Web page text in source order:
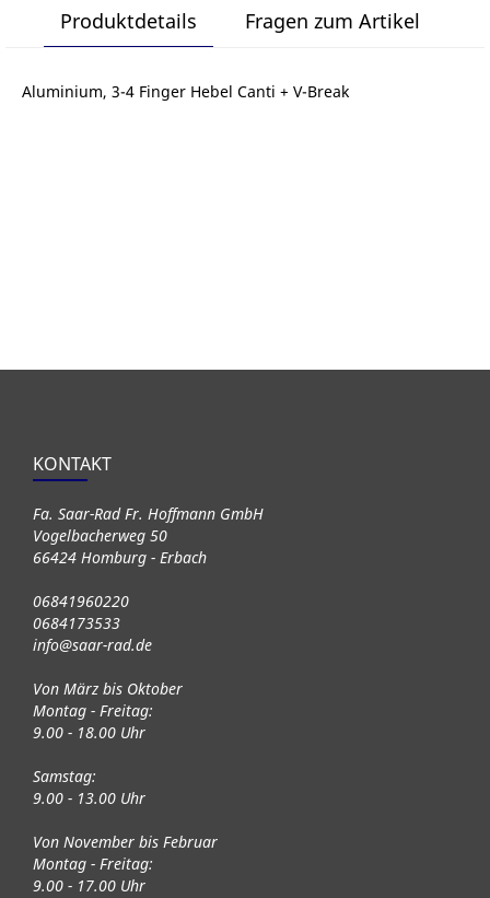
Produktdetails Fragen zum Artikel
Aluminium, 3-4 Finger Hebel Canti + V-Break
KONTAKT
Fa. Saar-Rad Fr. Hoffmann GmbH
Vogelbacherweg 50
66424 Homburg - Erbach
06841960220
0684173533
info@saar-rad.de
Von März bis Oktober
Montag - Freitag:
9.00 - 18.00 Uhr
Samstag:
9.00 - 13.00 Uhr
Von November bis Februar
Montag - Freitag:
9.00 - 17.00 Uhr